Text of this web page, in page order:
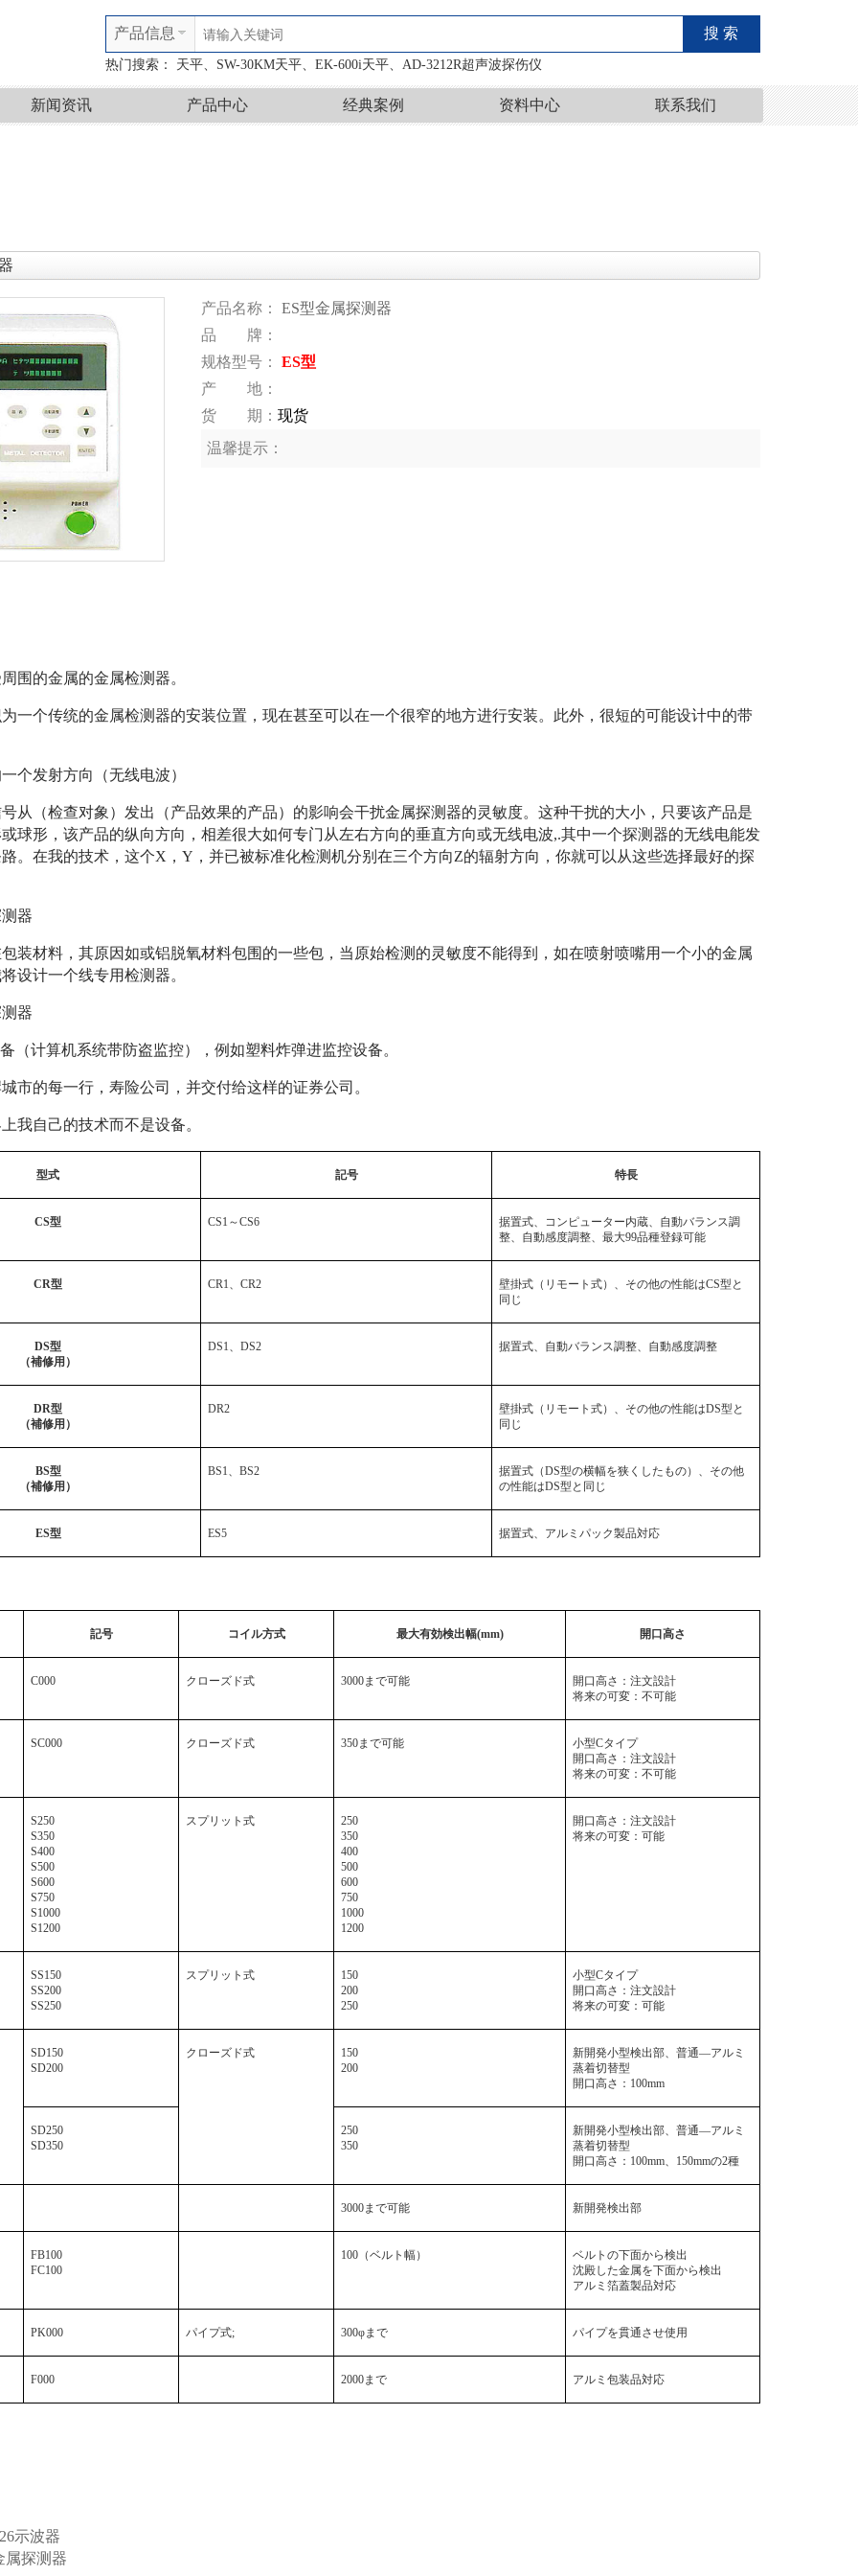
产品信息
热门搜索： 天平、SW-30KM天平、EK-600i天平、AD-3212R超声波探伤仪
新闻资讯 产品中心 经典案例 资料中心 联系我们
产品名称：
ES型金属探测器
品 牌：
规格型号：
ES型
产 地：
货 期： 现货
温馨提示：
围的金属的金属检测器。
一个传统的金属检测器的安装位置，现在甚至可以在一个很窄的地方进行安装。此外，很短的可能设计中的带
个发射方向（无线电波）
从（检查对象）发出（产品效果的产品）的影响会干扰金属探测器的灵敏度。这种干扰的大小，只要该产品是
球形，该产品的纵向方向，相差很大如何专门从左右方向的垂直方向或无线电波,.其中一个探测器的无线电能发
。在我的技术，这个X，Y，并已被标准化检测机分别在三个方向Z的辐射方向，你就可以从这些选择最好的探
器
装材料，其原因如或铝脱氧材料包围的一些包，当原始检测的灵敏度不能得到，如在喷射喷嘴用一个小的金属
设计一个线专用检测器。
器
（计算机系统带防盗监控），例如塑料炸弹进监控设备。
市的每一行，寿险公司，并交付给这样的证券公司。
我自己的技术而不是设备。
型式 記号 特長
CS型 CS1 ～CS6
据置式、コンピューター内蔵、自動バランス調
整、自動感度調整、最大99品種登録可能
CR型 CR1、CR2 壁掛式（リモート式）、その他の性能はCS型と
同じ
DS型
（補修用）
DS1、DS2 据置式、自動バランス調整、自動感度調整
DR型
（補修用）
DR2 壁掛式（リモート式）、その他の性能はDS型と
同じ
BS型
（補修用）
BS1、BS2 据置式（DS型の横幅を狭くしたもの）、その他
の性能はDS型と同じ
ES型 ES5 据置式、アルミパック製品対応
記号 コイル方式 最大有効検出幅(mm) 開口高さ
C000 クローズド式 3000まで可能
開口高さ：注文設計
将来の可変：不可能
SC000 クローズド式 350まで可能 小型Cタイプ
開口高さ：注文設計
将来の可変：不可能
S250
S350
S400
S500
S600
S750
S1000
S1200
スプリット式
250
350
400
500
600
750
1000
1200
開口高さ：注文設計
将来の可変：可能
SS150
SS200
SS250
スプリット式
150
200
250
小型Cタイプ
開口高さ：注文設計
将来の可変：可能
SD150
SD200
クローズド式
150
200
新開発小型検出部、普通―アルミ
蒸着切替型
開口高さ： 100mm
SD250
SD350
250
350
新開発小型検出部、普通―アルミ
蒸着切替型
開口高さ： 100mm、 150mmの2種
3000まで可能 新開発検出部
FB100
FC100
100 （ベルト幅）
ベルトの下面から検出
沈殿した金属を下面から検出
アルミ箔蓋製品対応
PK000 パイプ式; 300φまで パイプを貫通させ使用
F000 2000まで アルミ包装品対応
示波器
属探测器